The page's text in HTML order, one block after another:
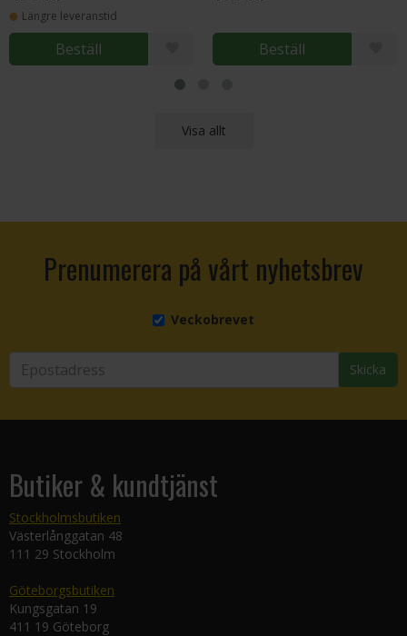
Längre leveranstid
Beställ Beställ
Visa allt
Prenumerera på vårt nyhetsbrev
Veckobrevet
Skicka
Butiker & kundtjänst
Stockholmsbutiken
Västerlånggatan 48
111 29 Stockholm
Göteborgsbutiken
Kungsgatan 19
411 19 Göteborg